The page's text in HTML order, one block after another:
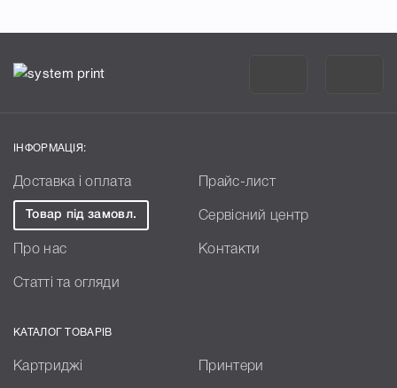
ІНФОРМАЦІЯ:
Доставка і оплата Прайс-лист
Товар під замовл. Сервісний центр
Про нас Контакти
Статті та огляди
КАТАЛОГ ТОВАРІВ
Картриджі Принтери